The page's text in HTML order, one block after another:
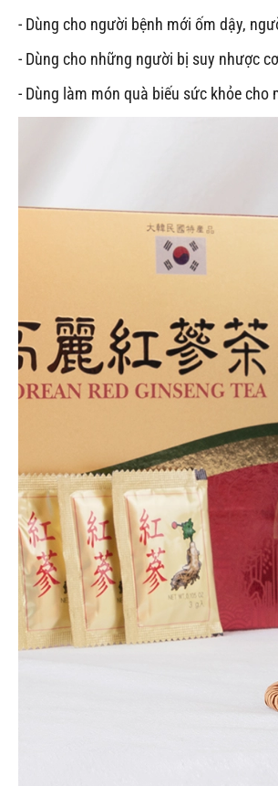
- Dùng cho người bệnh mới ốm dậy,
- Dùng cho những người bị suy nhược
- Dùng làm món quà biếu sức khỏe cho